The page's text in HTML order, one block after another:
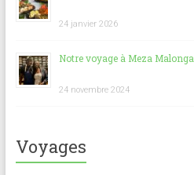
24 janvier 2026
Notre voyage à Meza Malonga
24 novembre 2024
Voyages